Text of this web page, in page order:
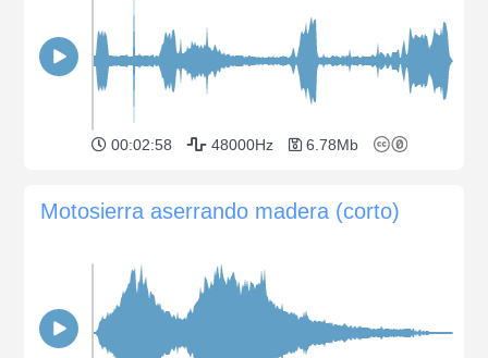
00:02:58 48000Hz 6.78Mb
Motosierra aserrando madera (corto)